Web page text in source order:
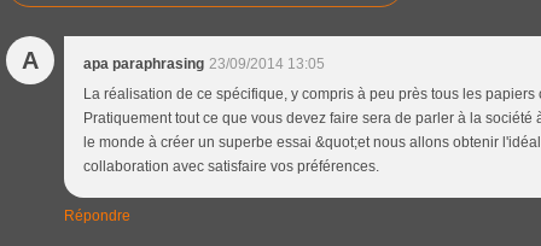
A apa paraphrasing 23/09/2014 13:05
La réalisation de ce spécifique, y compris à peu près tous les
Pratiquement tout ce que vous devez faire sera de parler à la société
le monde à créer un superbe essai &quot;et nous allons obtenir
collaboration avec satisfaire vos préférences.
Répondre